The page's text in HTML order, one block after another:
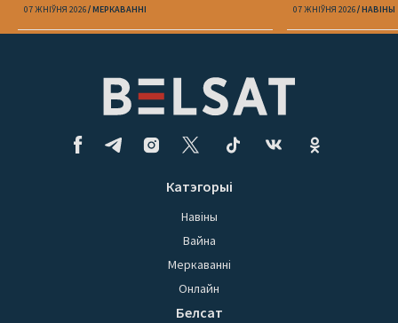
07 ЖНІЎНЯ 2026 МЕРКАВАННI 07 ЖНІЎНЯ 2026 НАВІНЫ
Катэгорыі
Навіны
Вайна
Меркаванні
Онлайн
Белсат